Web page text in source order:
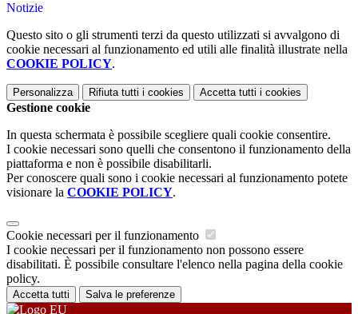
Notizie
Questo sito o gli strumenti terzi da questo utilizzati si avvalgono di
cookie necessari al funzionamento ed utili alle finalità illustrate nella
COOKIE POLICY.
Personalizza Rifiuta tutti i cookies Accetta tutti i cookies
Gestione cookie
In questa schermata è possibile scegliere quali cookie consentire.
I cookie necessari sono quelli che consentono il funzionamento della
piattaforma e non è possibile disabilitarli.
Per conoscere quali sono i cookie necessari al funzionamento potete
visionare la COOKIE POLICY.
Cookie necessari per il funzionamento
I cookie necessari per il funzionamento non possono essere
disabilitati. È possibile consultare l'elenco nella pagina della cookie
policy.
Accetta tutti Salva le preferenze